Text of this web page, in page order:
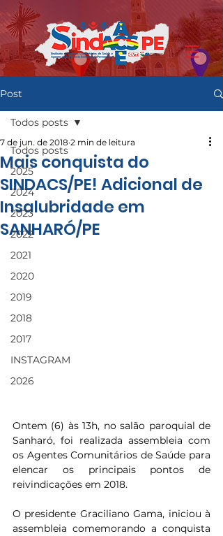
Post
Todos posts
2025
2024
2023
2022
2021
2020
2019
2018
2017
INSTAGRAM
2026
Todos posts
Mais conquista do
SINDACS/PE! Adicional de
Insalubridade em
SANHARÓ/PE
7 de jun. de 2018 2 min de leitura
Ontem (6) às 13h, no salão paroquial de
Sanharó, foi realizada assembleia com
os Agentes Comunitários de Saúde para
elencar os principais pontos de
reivindicações em 2018.
O presidente Graciliano Gama, iniciou à
assembleia comemorando a conquista